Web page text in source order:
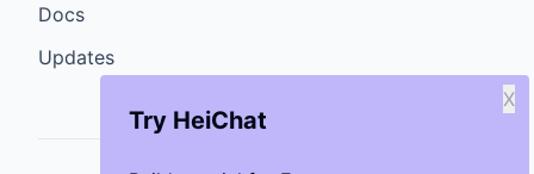
Try HeiChat
X
Docs
Updates